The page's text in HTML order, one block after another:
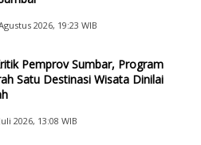
2026, 19:23 WIB
Pemprov Sumbar, Program
Satu Destinasi Wisata Dinilai
2026, 13:08 WIB